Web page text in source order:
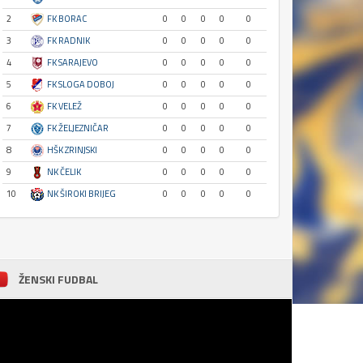
2
FK BORAC 0 0 0 0
0
3
FK RADNIK 0 0 0 0
0
4
FK SARAJEVO 0 0 0 0
0
5
FK SLOGA DOBOJ 0 0 0 0
0
6
FK VELEŽ 0 0 0 0
0
7
FK ŽELJEZNIČAR 0 0 0 0
0
8
HŠK ZRINJSKI 0 0 0 0
0
9
NK ČELIK 0 0 0 0
0
10
NK ŠIROKI BRIJEG 0 0 0 0 0
ŽENSKI FUDBAL